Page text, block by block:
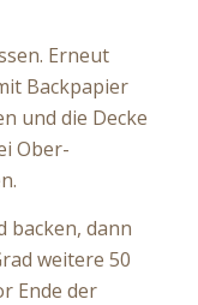
Erneut
Backpapier
und die Decke
Ober-
backen, dann
weitere 50
Ende der